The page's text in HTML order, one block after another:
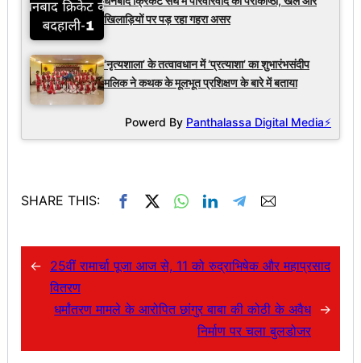
खिलाड़ियों पर पड़ रहा गहरा असर
‘नृत्यशाला’ के तत्वावधान में ‘प्रत्याशा’ का शुभारंभसंदीप
मलिक ने कथक के मूलभूत प्रशिक्षण के बारे में बताया
Powerd By Panthalassa Digital Media⚡
SHARE THIS:
← 25वीं रामार्चा पूजा आज से, 11 को रुद्राभिषेक और महाप्रसाद
वितरण
धर्मांतरण मामले के आरोपित छांगुर बाबा की कोठी के अवैध
निर्माण पर चला बुलडोजर
→